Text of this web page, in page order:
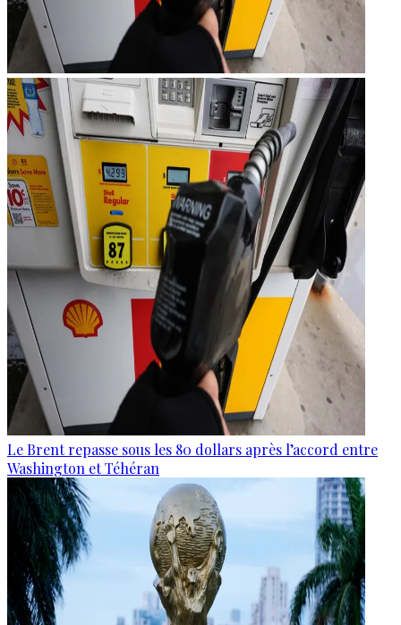
Le Brent repasse sous les 80 dollars après l’accord entre
Washington et Téhéran